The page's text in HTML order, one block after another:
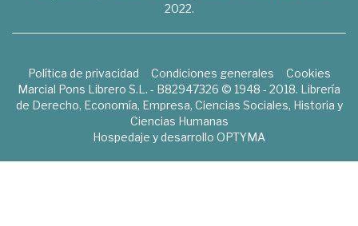
2022.
Política de privacidad Condiciones generales
Cookies
Marcial Pons Librero S.L. - B82947326 © 1948 - 2018. Librería
de Derecho, Economía, Empresa, Ciencias Sociales, Historia y
Ciencias Humanas
Hospedaje y desarrollo OPTYMA